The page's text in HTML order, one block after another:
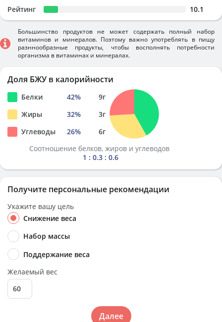
Рейтинг 10.1
Большинство продуктов не может содержать полный набор
витаминов и минералов. Поэтому важно употреблять в пищу
разннообразные продукты, чтобы восполнять потребности
организма в витаминах и минералах.
Доля БЖУ в калорийности
Белки 42% 9г
Жиры
32% 3г
Углеводы
26% 6г
Соотношение белков, жиров и углеводов
1 : 0.3 : 0.6
Получите персональные рекомендации
Укажите вашу цель
Снижение веса
Набор массы
Поддержание веса
Желаемый вес
Далее